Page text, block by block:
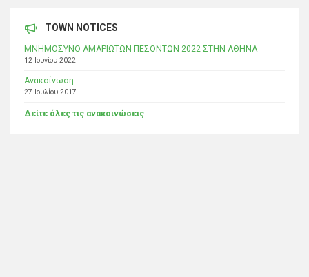
TOWN NOTICES
ΜΝΗΜΟΣΥΝΟ ΑΜΑΡΙΩΤΩΝ ΠΕΣΟΝΤΩΝ 2022 ΣΤΗΝ ΑΘΗΝΑ
12 Ιουνίου 2022
Ανακοίνωση
27 Ιουλίου 2017
Δείτε όλες τις ανακοινώσεις